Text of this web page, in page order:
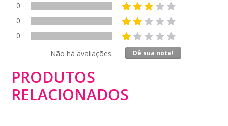
0
0
0
Dê sua nota!
Não há avaliações.
PRODUTOS
RELACIONADOS